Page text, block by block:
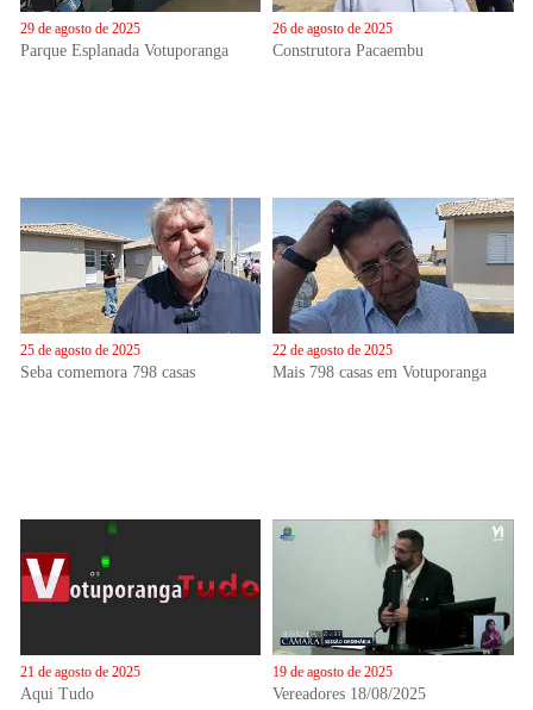
29 de agosto de 2025
Parque Esplanada Votuporanga
26 de agosto de 2025
Construtora Pacaembu
25 de agosto de 2025
Seba comemora 798 casas
22 de agosto de 2025
Mais 798 casas em Votuporanga
21 de agosto de 2025
Aqui Tudo
19 de agosto de 2025
Vereadores 18/08/2025